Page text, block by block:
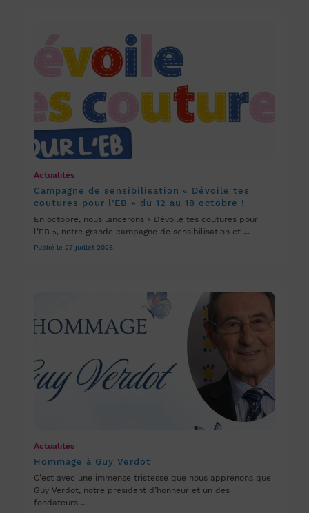
Actualités
Campagne de sensibilisation « Dévoile tes
coutures pour l’EB » du 12 au 18 octobre !
En octobre, nous lancerons « Dévoile tes coutures pour
l’EB », notre grande campagne de sensibilisation et ...
Publié le 27 juillet 2026
Actualités
Hommage à Guy Verdot
C’est avec une immense tristesse que nous apprenons que
Guy Verdot, notre président d’honneur et un des
fondateurs ...